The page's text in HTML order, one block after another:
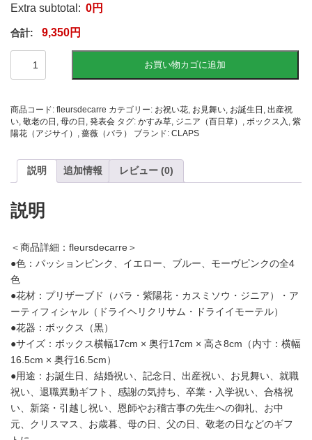
Extra subtotal: 0円
9,350円
【お
い
枯
れ
な
り】
ラ
と
陽
花、
か
す
み
プ
リ
ザ
ー
ブ
ド
フ
ラ
ワ
お買い物カゴに追加
商品コード: fleursdecarre カテゴリー: お祝い花, お見舞い, お誕生日 , 出産祝
い, 敬老の日 , 母の日 , 発表会 タグ: かすみ草, ジニア（百日草） , ボックス入 , 紫
陽花（アジサイ） , 薔薇（バラ） ブランド: CLAPS
説明 追加情報 レビュー (0)
説明
＜商品詳細：fleursdecarre＞
●色：パッションピンク、イエロー、ブルー、モーヴピンクの全4
色
●花材：プリザーブド（バラ・紫陽花・カスミソウ・ジニア）・ア
ーティフィシャル（ドライヘリクリサム・ドライイモーテル）
●花器：ボックス（黒）
●サイズ：ボックス横幅17cm × 奥行17cm × 高さ8cm（内寸：横幅
16.5cm × 奥行16.5cm）
●用途：お誕生日、結婚祝い、記念日、出産祝い、お見舞い、就職
祝い、退職異動ギフト、感謝の気持ち、卒業・入学祝い、合格祝
い、新築・引越し祝い、恩師やお稽古事の先生への御礼、お中
元、クリスマス、お歳暮、母の日、父の日、敬老の日などのギフ